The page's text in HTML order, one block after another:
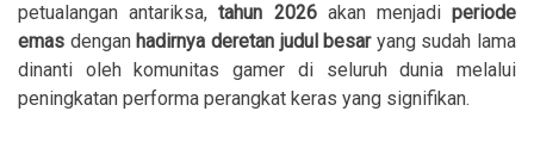
petualangan antariksa,tahun 2026akan menjadiperiode
emas denganhadirnya deretan judul besaryang sudah lama
dinanti oleh komunitas gamer di seluruh dunia melalui
peningkatan performa perangkat keras yang signifikan.